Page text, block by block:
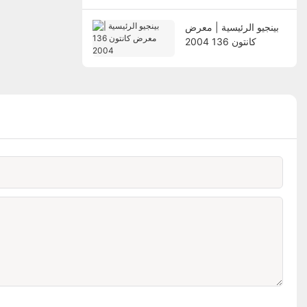
بينجيو الرئيسية | معرض
كانتون 136 2004